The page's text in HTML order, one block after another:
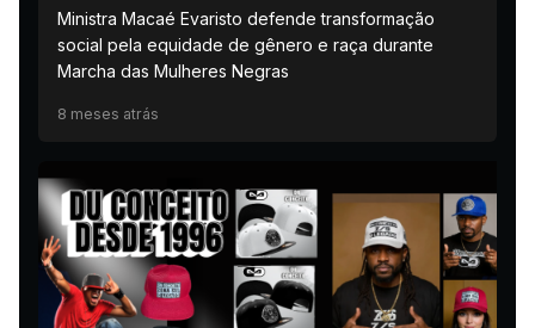
Ministra Macaé Evaristo defende transformação
social pela equidade de gênero e raça durante
Marcha das Mulheres Negras
8 meses atrás